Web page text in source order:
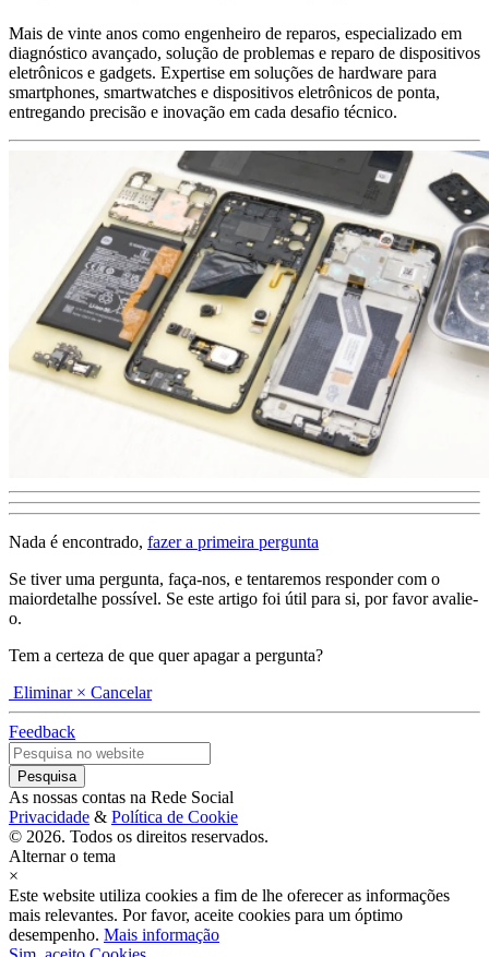
Mais de vinte anos como engenheiro de reparos, especializado em
diagnóstico avançado, solução de problemas e reparo de dispositivos
eletrônicos e gadgets. Expertise em soluções de hardware para
smartphones, smartwatches e dispositivos eletrônicos de ponta,
entregando precisão e inovação em cada desafio técnico.
Nada é encontrado, fazer a primeira pergunta
Se tiver uma pergunta, faça-nos, e tentaremos responder com o
maiordetalhe possível. Se este artigo foi útil para si, por favor avalie-
o.
Tem a certeza de que quer apagar a pergunta?
Eliminar × Cancelar
Feedback
As nossas contas na Rede Social
Privacidade & Política de Cookie
© 2026. Todos os direitos reservados.
Alternar o tema
×
Este website utiliza cookies a fim de lhe oferecer as informações
mais relevantes. Por favor, aceite cookies para um óptimo
desempenho. Mais informação